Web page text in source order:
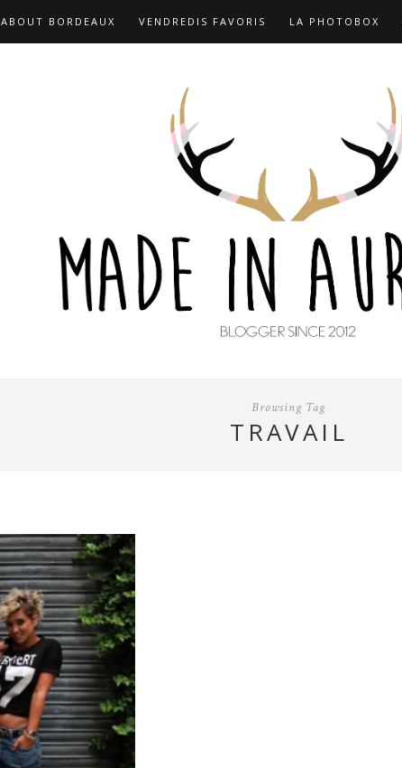
ABOUT BORDEAUX VENDREDIS FAVORIS LA PHOTOBOX
Browsing Tag
TRAVAIL